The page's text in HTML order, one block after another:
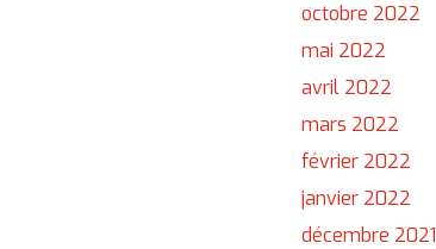
octobre 2022
mai 2022
avril 2022
mars 2022
février 2022
janvier 2022
décembre 2021